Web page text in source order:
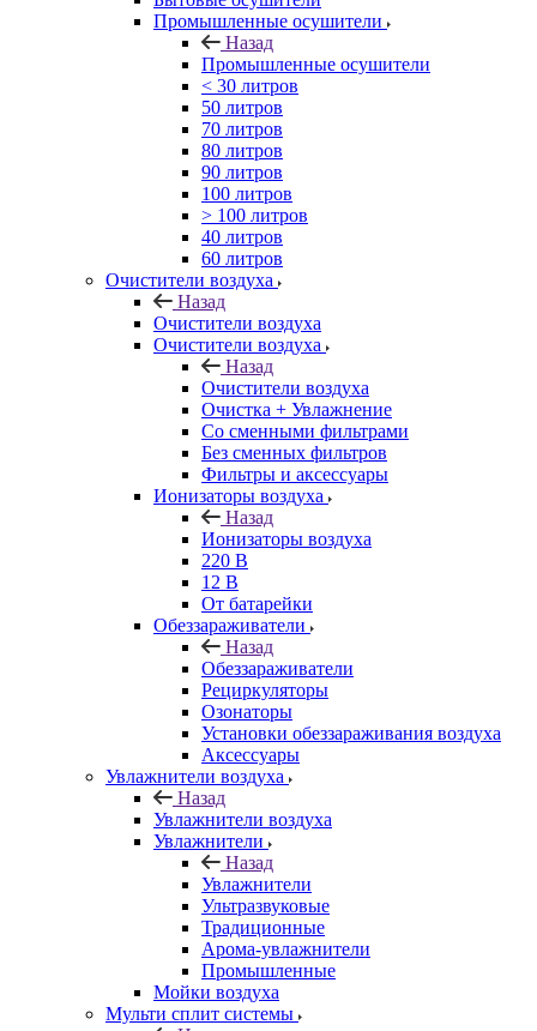
Промышленные осушители
Назад
Промышленные осушители
< 30 литров
50 литров
70 литров
80 литров
90 литров
100 литров
> 100 литров
40 литров
60 литров
Очистители воздуха
Назад
Очистители воздуха
Очистители воздуха
Назад
Очистители воздуха
Очистка + Увлажнение
Cо сменными фильтрами
Без сменных фильтров
Фильтры и аксессуары
Ионизаторы воздуха
Назад
Ионизаторы воздуха
220 В
12 В
От батарейки
Обеззараживатели
Назад
Обеззараживатели
Рециркуляторы
Озонаторы
Установки обеззараживания воздуха
Аксессуары
Увлажнители воздуха
Назад
Увлажнители воздуха
Увлажнители
Назад
Увлажнители
Ультразвуковые
Традиционные
Арома-увлажнители
Промышленные
Мойки воздуха
Мульти сплит системы